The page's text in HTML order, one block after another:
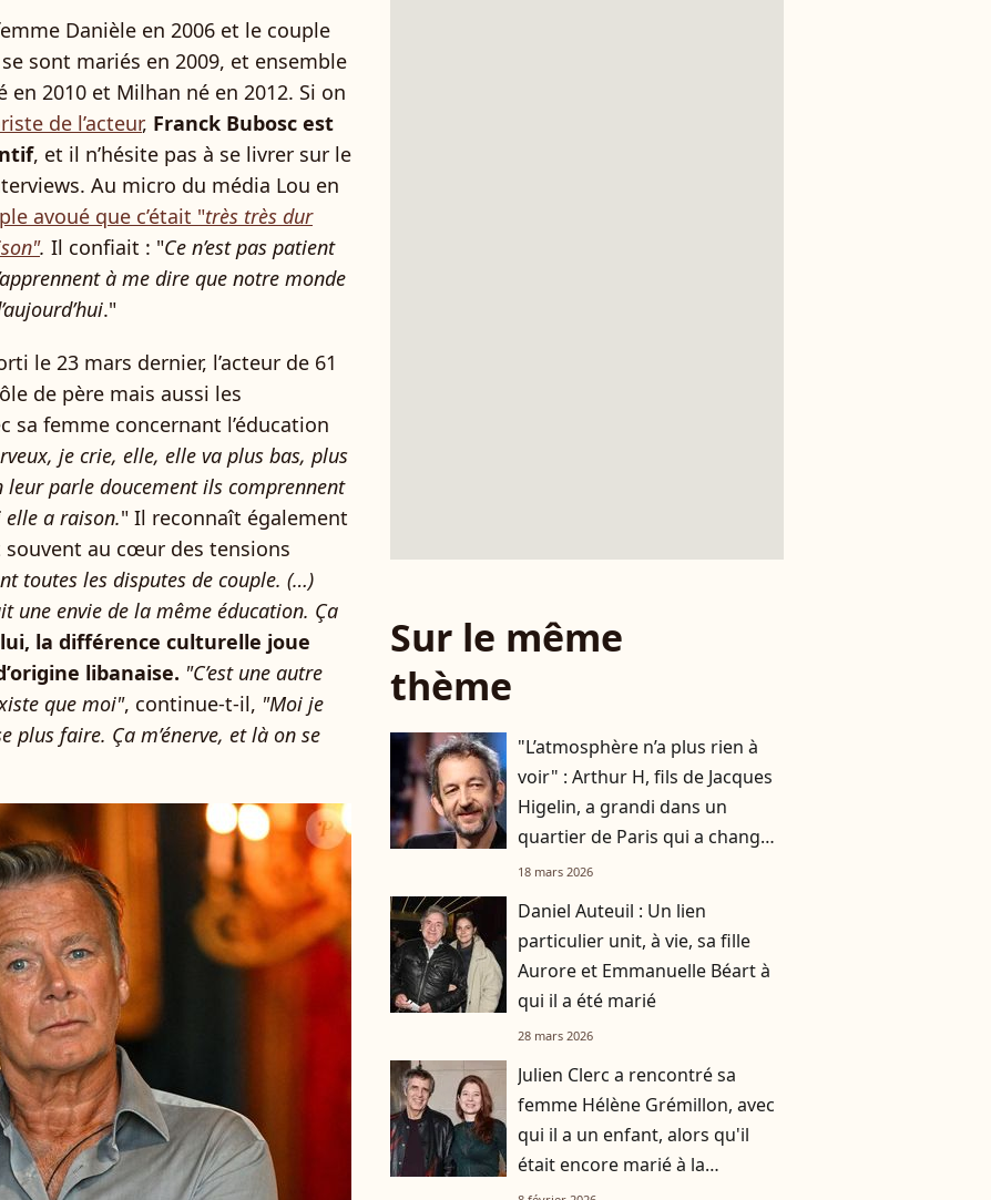
Danièle en 2006 et le couple
sont mariés en 2009, et ensemble
2010 et Milhan né en 2012. Si on
de l’acteur, Franck Bubosc est
, et il n’hésite pas à se livrer sur le
Au micro du média Lou en
avoué que c’était "très très dur
. Il confiait : "Ce n’est pas patient
à me dire que notre monde
."
le 23 mars dernier, l’acteur de 61
de père mais aussi les
sa femme concernant l’éducation
je crie, elle, elle va plus bas, plus
parle doucement ils comprennent
elle a raison." Il reconnaît également
souvent au cœur des tensions
toutes les disputes de couple. (…)
une envie de la même éducation. Ça
la différence culturelle joue
libanaise. "C’est une autre
que moi", continue-t-il, "Moi je
faire. Ça m’énerve, et là on se
Sur le même
thème
"L’atmosphère n’a plus rien à
voir" : Arthur H, fils de Jacques
Higelin, a grandi dans un
quartier de Paris qui a changé
du tout au tout
18 mars 2026
Daniel Auteuil : Un lien
particulier unit, à vie, sa fille
Aurore et Emmanuelle Béart à
qui il a été marié
28 mars 2026
Julien Clerc a rencontré sa
femme Hélène Grémillon, avec
qui il a un enfant, alors qu'il
était encore marié à la
descendante d'une figure